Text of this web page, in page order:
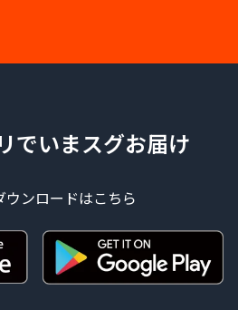
でいまスグお届け
ウンロードはこちら